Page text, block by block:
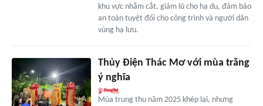
khu vực nhằm cắt, giảm lũ cho hạ du, đảm bảo
an toàn tuyệt đối cho công trình và người dân
vùng hạ lưu.
Thủy Điện Thác Mơ với mùa trăng
ý nghĩa
Mùa trung thu năm 2025 khép lại, nhưng